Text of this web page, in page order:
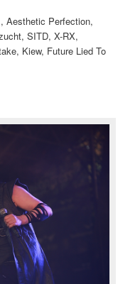
Aesthetic Perfection,
SITD, X-RX,
Kiew, Future Lied To